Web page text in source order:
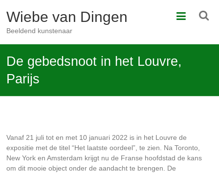
naar
inhoud
Wiebe van Dingen
Beeldend kunstenaar
De gebedsnoot in het Louvre,
Parijs
Vanaf 21 juli tot en met 10 januari 2022 is in het Louvre de
expositie met de titel “Het laatste oordeel”, te zien. Na Toronto,
New York en Amsterdam krijgt nu de Franse hoofdstad de kans
om dit mooie object onder de aandacht te brengen. De